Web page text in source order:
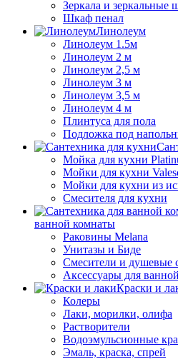
Зеркала и зеркальные
Шкаф пенал
Линолеум
Линолеум 1.5м
Линолеум 2 м
Линолеум 2,5 м
Линолеум 3 м
Линолеум 3,5 м
Линолеум 4 м
Плинтуса для пола
Подложка под
Мойка для кухни
Мойки для кухни
Мойки для кухни из
Смесителя для кухни
ванной комнаты
Раковины Melana
Унитазы и Биде
Смесители и душевые
Аксессуары для
Краски и
Колеры
Лаки, морилки, олифа
Растворители
Водоэмульсионные
Эмаль, краска, спрей